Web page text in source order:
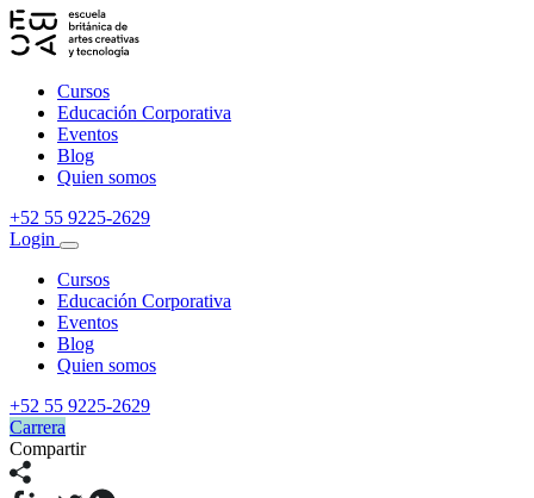
Cursos
Educación Corporativa
Eventos
Blog
Quien somos
+52 55 9225-2629
Login
Cursos
Educación Corporativa
Eventos
Blog
Quien somos
+52 55 9225-2629
Carrera
Compartir